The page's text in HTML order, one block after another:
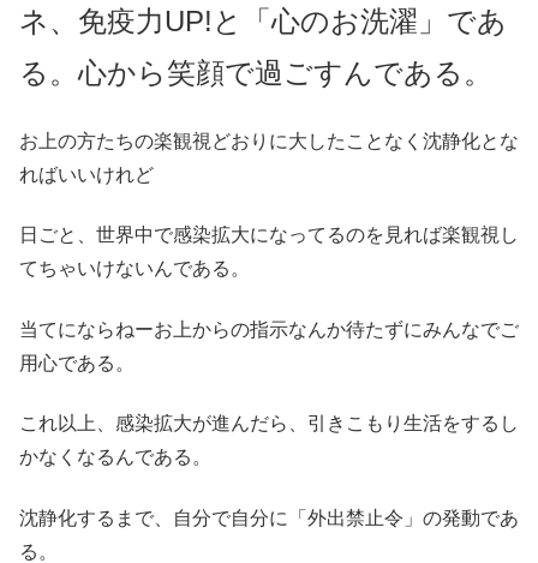
ネ、免疫力UP!と「心のお洗濯」であ
る。心から笑顔で過ごすんである。
お上の方たちの楽観視どおりに大したことなく沈静化とな
ればいいけれど
日ごと、世界中で感染拡大になってるのを見れば楽観視し
てちゃいけないんである。
当てにならねーお上からの指示なんか待たずにみんなでご
用心である。
これ以上、感染拡大が進んだら、引きこもり生活をするし
かなくなるんである。
沈静化するまで、自分で自分に「外出禁止令」の発動であ
る。